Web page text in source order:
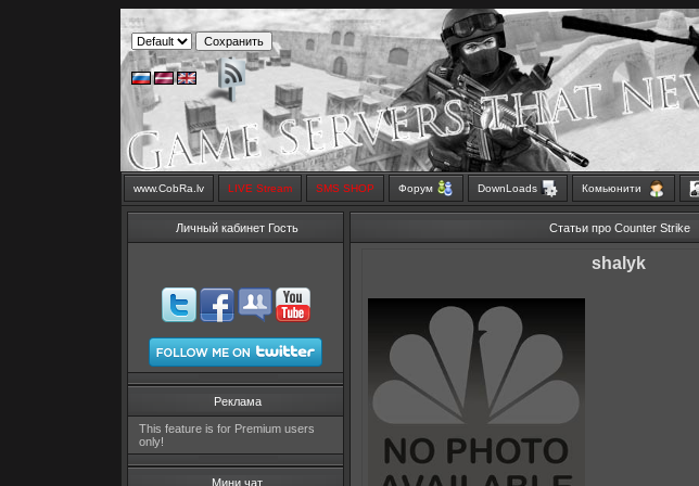
www.CobRa.lv LIVE Stream SMS SHOP Форум DownLoads Комьюнити
Личный кабинет Гость
Реклама
This feature is for Premium users
only!
Мини чат
Статьи про Counter Strike
shalyk